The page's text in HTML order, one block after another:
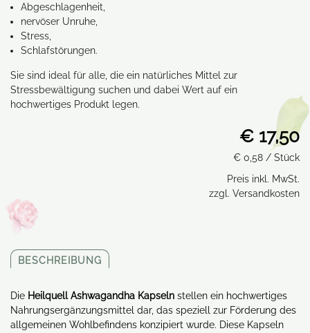
Abgeschlagenheit,
nervöser Unruhe,
Stress,
Schlafstörungen.
Sie sind ideal für alle, die ein natürliches Mittel zur
Stressbewältigung suchen und dabei Wert auf ein
hochwertiges Produkt legen.
€ 17,50
€ 0,58 / Stück
Preis inkl. MwSt.
zzgl. Versandkosten
BESCHREIBUNG
Die Heilquell Ashwagandha Kapseln stellen ein hochwertiges
Nahrungsergänzungsmittel dar, das speziell zur Förderung des
allgemeinen Wohlbefindens konzipiert wurde. Diese Kapseln